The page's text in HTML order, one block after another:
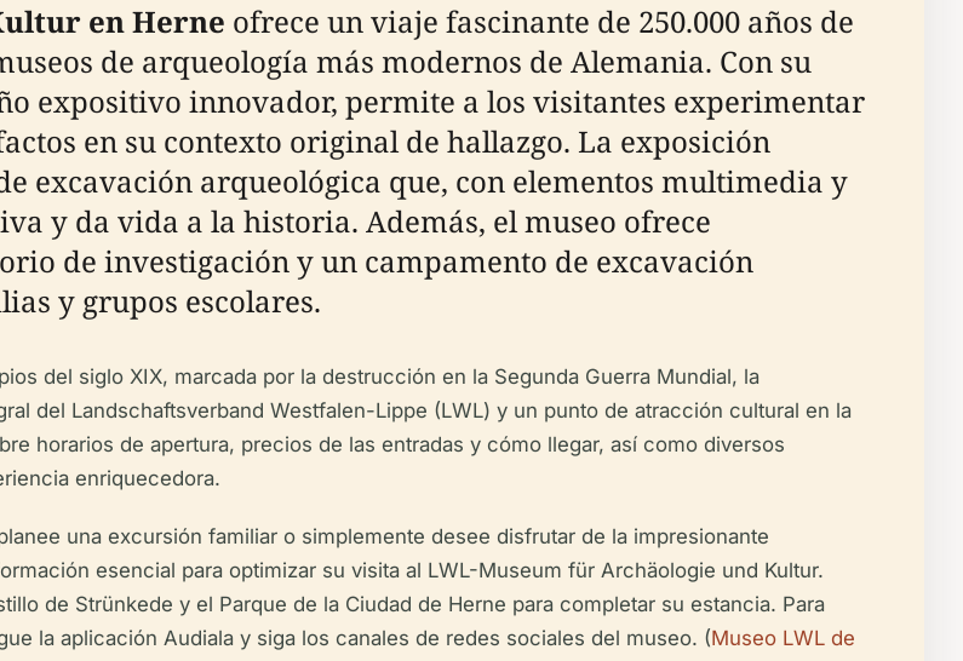
en Herne ofrece un viaje fascinante de 250.000 años de
de arqueología más modernos de Alemania. Con su
expositivo innovador, permite a los visitantes experimentar
en su contexto original de hallazgo. La exposición
excavación arqueológica que, con elementos multimedia y
y da vida a la historia. Además, el museo ofrece
de investigación y un campamento de excavación
y grupos escolares.
del siglo XIX, marcada por la destrucción en la Segunda Guerra Mundial, la
del Landschaftsverband Westfalen-Lippe (LWL) y un punto de atracción cultural en la
horarios de apertura, precios de las entradas y cómo llegar, así como diversos
enriquecedora.
una excursión familiar o simplemente desee disfrutar de la impresionante
esencial para optimizar su visita al LWL-Museum für Archäologie und Kultur.
de Strünkede y el Parque de la Ciudad de Herne para completar su estancia. Para
la aplicación Audiala y siga los canales de redes sociales del museo. (Museo LWL de